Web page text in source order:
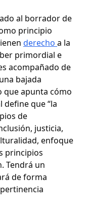
al borrador de
principio
derecho a la
primordial e
acompañado de
bajada
que apunta cómo
define que “la
de
justicia,
enfoque
principios
Tendrá un
de forma